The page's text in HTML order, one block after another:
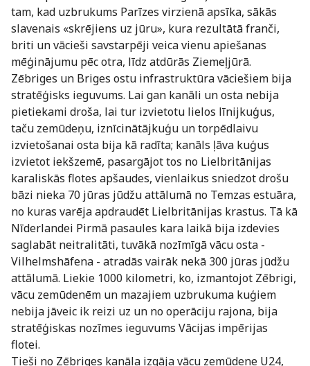
tam, kad uzbrukums Parīzes virzienā apsīka, sākās
slavenais «skrējiens uz jūru», kura rezultātā franči,
briti un vācieši savstarpēji veica vienu apiešanas
mēģinājumu pēc otra, līdz atdūrās Ziemeļjūrā.
Zēbriges un Briges ostu infrastruktūra vāciešiem bija
stratēģisks ieguvums. Lai gan kanāli un osta nebija
pietiekami droša, lai tur izvietotu lielos līnijkuģus,
taču zemūdeņu, iznīcinātājkuģu un torpēdlaivu
izvietošanai osta bija kā radīta; kanāls ļāva kuģus
izvietot iekšzemē, pasargājot tos no Lielbritānijas
karaliskās flotes apšaudes, vienlaikus sniedzot drošu
bāzi nieka 70 jūras jūdžu attālumā no Temzas estuāra,
no kuras varēja apdraudēt Lielbritānijas krastus. Tā kā
Nīderlandei Pirmā pasaules kara laikā bija izdevies
saglabāt neitralitāti, tuvākā nozīmīgā vācu osta -
Vilhelmshāfena - atradās vairāk nekā 300 jūras jūdžu
attālumā. Liekie 1000 kilometri, ko, izmantojot Zēbrigi,
vācu zemūdenēm un mazajiem uzbrukuma kuģiem
nebija jāveic ik reizi uz un no operāciju rajona, bija
stratēģiskas nozīmes ieguvums Vācijas impērijas
flotei.
Tieši no Zēbriges kanāla izgāja vācu zemūdene U24,